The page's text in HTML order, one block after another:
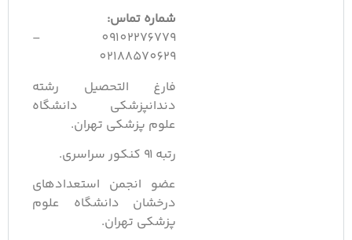
شماره تماس:
09102276779 –
02188570629
فارغ التحصیل رشته
دندانپزشکی دانشگاه
علوم پزشکی تهران.
عضو انجمن استعدادهای
درخشان دانشگاه علوم
پزشکی تهران.